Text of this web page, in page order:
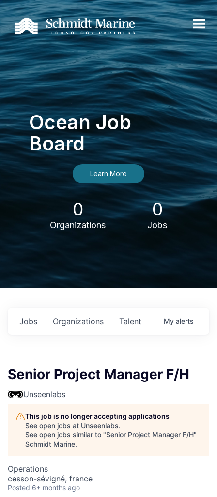
Ocean Job
Board
Learn More
0
Organizations
0
Jobs
Jobs Organizations Talent My alerts
Senior Project Manager F/H
Unseenlabs
This job is no longer accepting applications
See open jobs at Unseenlabs.
See open jobs similar to "Senior Project Manager F/H"
Schmidt Marine.
Operations
cesson-sévigné, france
Posted 6+ months ago